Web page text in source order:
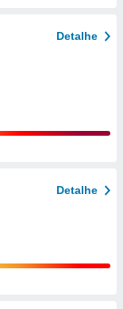
Detalhe
Detalhe